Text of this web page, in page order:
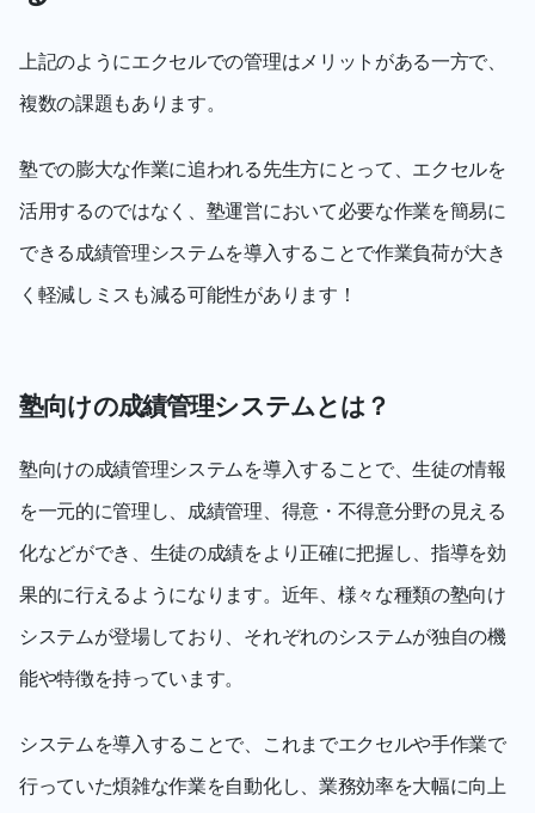
上記のようにエクセルでの管理はメリットがある一方で、
複数の課題もあります。
塾での膨大な作業に追われる先生方にとって、エクセルを
活用するのではなく、塾運営において必要な作業を簡易に
できる成績管理システムを導入することで作業負荷が大き
く軽減しミスも減る可能性があります！
塾向けの成績管理システムとは？
塾向けの成績管理システムを導入することで、生徒の情報
を一元的に管理し、成績管理、得意・不得意分野の見える
化などができ、生徒の成績をより正確に把握し、指導を効
果的に行えるようになります。近年、様々な種類の塾向け
システムが登場しており、それぞれのシステムが独自の機
能や特徴を持っています。
システムを導入することで、これまでエクセルや手作業で
行っていた煩雑な作業を自動化し、業務効率を大幅に向上